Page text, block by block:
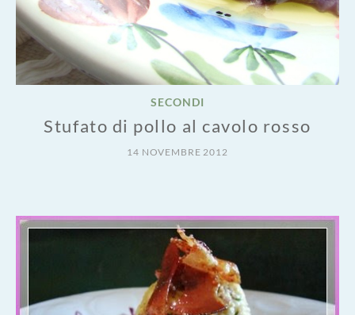
SECONDI
Stufato di pollo al cavolo rosso
14 NOVEMBRE 2012